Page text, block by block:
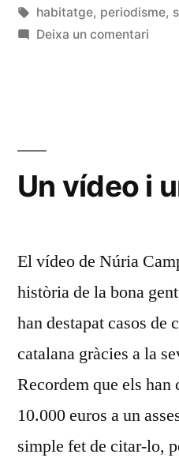
per
Etiquetes:
habitatge, periodisme,
Deixa un comentaria
Un vídeo i
El vídeo de Núria
història de la bona
han destapat casos de
catalana gràcies a la
Recordem que els han
10.000 euros a un
simple fet de citar-lo,